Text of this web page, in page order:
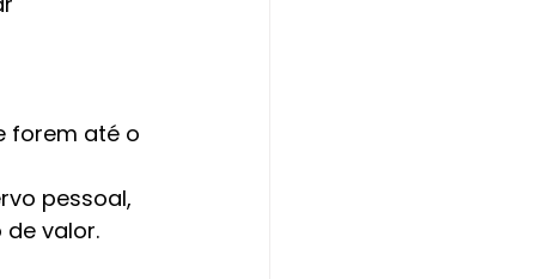
forem até o
pessoal,
valor.